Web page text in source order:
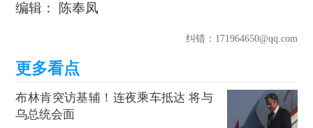
编辑： 陈奉凤
纠错：171964650@qq.com
布林肯突访基辅！连夜乘车抵达 将与
乌总统会面